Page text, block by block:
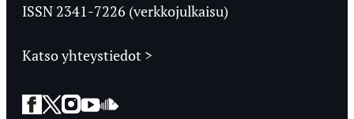
ISSN 2341-7226 (verkkojulkaisu)
Katso yhteystiedot >
Facebook
Twitter
Instagram
YouTube
SoundCloud